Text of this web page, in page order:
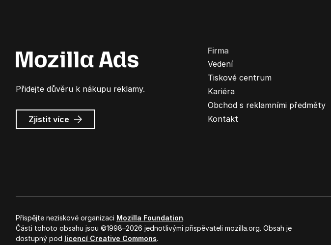
Přidejte důvěru k nákupu reklamy.
Zjistit více o
Mozilla
Firma
Vedení
Tiskové centrum
Kariéra
Obchod s reklamními předměty
Kontakt
Přispějte neziskové organizaci Mozilla Foundation.
Části tohoto obsahu jsou ©1998–2026 jednotlivými přispěvateli mozilla.org. Obsah je
dostupný pod licencí Creative Commons.